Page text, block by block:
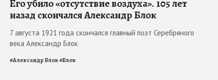
Его убило «отсутствие воздуха». 105 лет
назад скончался Александр Блок
7 августа 1921 года скончался главный поэт Серебряного
века Александр Блок
#Александр Блок#Блок